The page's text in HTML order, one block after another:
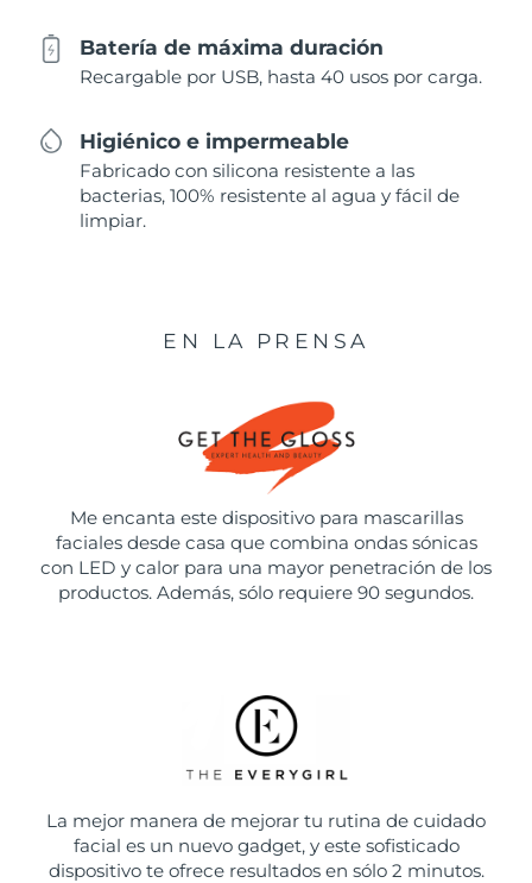
Batería de máxima duración
Recargable por USB, hasta 40 usos por carga.
Higiénico e impermeable
Fabricado con silicona resistente a las
bacterias, 100% resistente al agua y fácil de
limpiar.
EN LA PRENSA
Me encanta este dispositivo para mascarillas
faciales desde casa que combina ondas sónicas
con LED y calor para una mayor penetración de los
productos. Además, sólo requiere 90 segundos.
La mejor manera de mejorar tu rutina de cuidado
facial es un nuevo gadget, y este sofisticado
dispositivo te ofrece resultados en sólo 2 minutos.